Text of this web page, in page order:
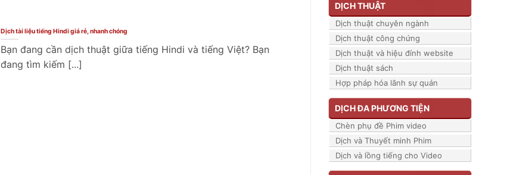
Dịch tài liệu tiếng Hindi giá rẻ, nhanh chóng
Bạn đang cần dịch thuật giữa tiếng Hindi và tiếng Việt? Bạn
đang tìm kiếm [...]
DỊCH THUẬT
Dịch thuật chuyên ngành
Dịch thuật công chứng
Dịch thuật và hiệu đính website
Dịch thuật sách
Hợp pháp hóa lãnh sự quán
DỊCH ĐA PHƯƠNG TIỆN
Chèn phụ đề Phim video
Dịch và Thuyết minh Phim
Dịch và lồng tiếng cho Video